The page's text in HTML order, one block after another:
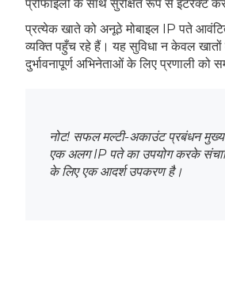
प्रोफाइलों के साथ सुरक्षित रूप से इंटरैक्ट
प्रत्येक खाते को अनूठे मोबाइल IP पते
व्यक्ति पहुँच रहे हैं। यह सुविधा न केवल खातों
दुर्भावनापूर्ण अभिनेताओं के लिए प्रणाली
नोट! सफल मल्टी-अकाउंट प्रबंधन मुख्य
एक अलग IP पते का उपयोग करके
के लिए एक आदर्श उपकरण है।